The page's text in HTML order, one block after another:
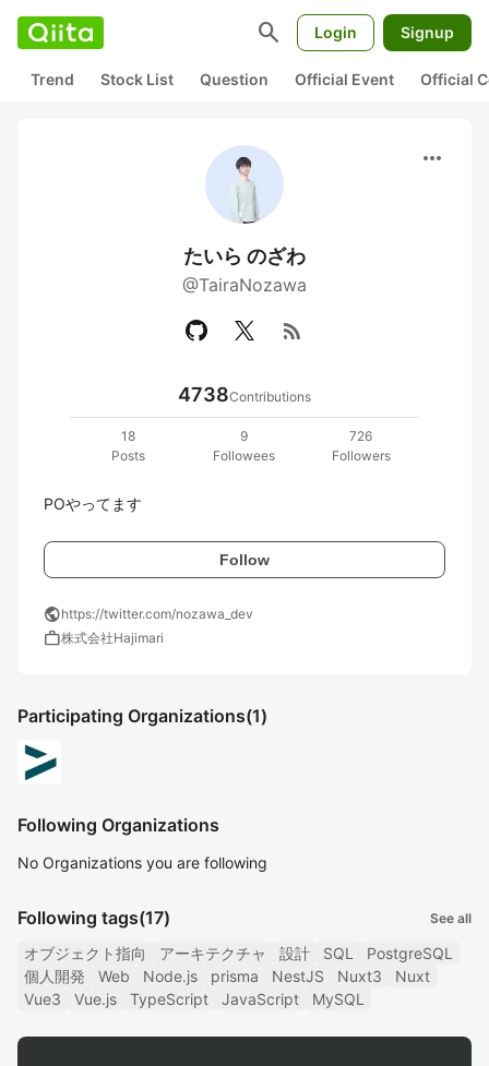
search Login Signup
Trend Stock List Question Official Event Official
more_horiz
たいら のざわ
@TairaNozawa
rss_feed
4738Contributions
18
Posts
9
Followees
726
Followers
POやってます
Follow
publichttps://twitter.com/nozawa_dev
work株式会社Hajimari
Participating Organizations(1)
Following Organizations
No Organizations you are following
Following tags(17) See all
オブジェクト指向 アーキテクチャ 設計 SQL
PostgreSQL
個人開発
Web Node.js prisma NestJS Nuxt3
Nuxt
Vue3
Vue.js TypeScript JavaScript MySQL